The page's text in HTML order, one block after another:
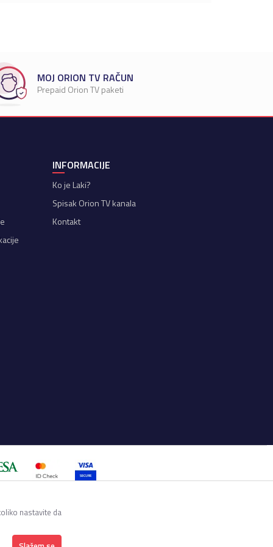
MOJ ORION TV RAČUN
Prepaid Orion TV paketi
INFORMACIJE
Ko je Laki?
Spisak Orion TV kanala
Kontakt
sve informacije kompletne i
nastavite da